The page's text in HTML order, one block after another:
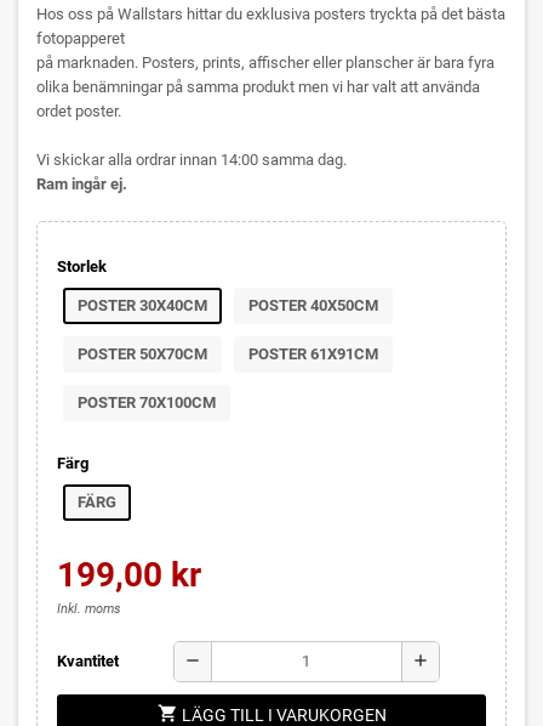
Hos oss på Wallstars hittar du exklusiva posters tryckta på det bästa
fotopapperet
på marknaden. Posters, prints, affischer eller planscher är bara fyra
olika benämningar på samma produkt men vi har valt att använda
ordet poster.
Vi skickar alla ordrar innan 14:00 samma dag.
Ram ingår ej.
Storlek
POSTER 30X40CM POSTER 40X50CM
POSTER 50X70CM POSTER 61X91CM
POSTER 70X100CM
Färg
FÄRG
199,00 kr
Inkl. moms
Kvantitet remove add
shopping_cart LÄGG TILL I VARUKORGEN